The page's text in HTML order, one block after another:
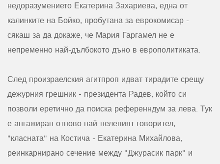
недоразумението Екатерина Захариева, една от
калинките на Бойко, пробутана за еврокомисар -
сякаш за да докаже, че Мария Гаргамел не е
непременно най-дълбокото дъно в европолитиката.
След произраелския агитпроп идват тирадите срещу
дежурния грешник - президента Радев, който си
позволи еретично да поиска референндум за лева. Тук
е ангажиран отново най-нелепият говорител,
"класната" на Костича - Екатерина Михайлова,
реинкарнирано сечение между "Джурасик парк" и